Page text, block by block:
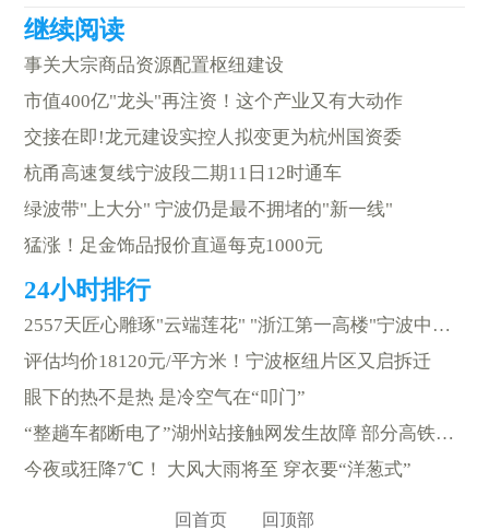
事关大宗商品资源配置枢纽建设
市值400亿"龙头"再注资！这个产业又有大动作
交接在即!龙元建设实控人拟变更为杭州国资委
杭甬高速复线宁波段二期11日12时通车
绿波带"上大分" 宁波仍是最不拥堵的"新一线"
猛涨！足金饰品报价直逼每克1000元
2557天匠心雕琢"云端莲花" "浙江第一高楼"宁波中心大厦正式交付
评估均价18120元/平方米！宁波枢纽片区又启拆迁
眼下的热不是热 是冷空气在“叩门”
“整趟车都断电了”湖州站接触网发生故障 部分高铁列车延误
今夜或狂降7℃！ 大风大雨将至 穿衣要“洋葱式”
回首页 回顶部